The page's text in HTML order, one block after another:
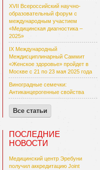
XVII Всероссийский научно-
образовательный форум с
международным участием
«Медицинская диагностика –
2025»
IX Международный
Междисциплинарный Саммит
«Женское здоровье» пройдет в
Москве с 21 по 23 мая 2025 года
Виноградные семечки:
Антиканцерогенные свойства
Все статьи
ПОСЛЕДНИЕ
НОВОСТИ
Медицинский центр Эребуни
получил аккредитацию Joint